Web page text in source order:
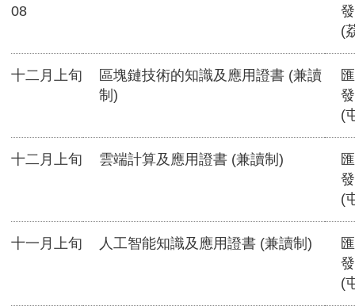
08
(
十二月上旬
區塊鏈技術的知識及應用證書 (兼讀
制)
(
十二月上旬 雲端計算及應用證書 (兼讀制)
(
十一月上旬 人工智能知識及應用證書 (兼讀制)
(